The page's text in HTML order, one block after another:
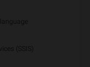
(SSIS)